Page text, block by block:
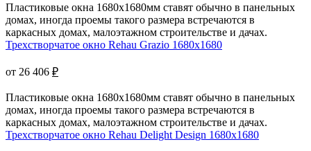
Пластиковые окна 1680х1680мм ставят обычно в панельных
домах, иногда проемы такого размера встречаются в
каркасных домах, малоэтажном строительстве и дачах.
Трехстворчатое окно Rehau Grazio 1680x1680
от 26 406 ₽
Пластиковые окна 1680х1680мм ставят обычно в панельных
домах, иногда проемы такого размера встречаются в
каркасных домах, малоэтажном строительстве и дачах.
Трехстворчатое окно Rehau Delight Design 1680x1680